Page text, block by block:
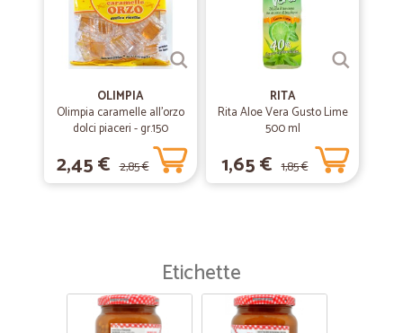
OLIMPIA
Olimpia caramelle all'orzo
dolci piaceri - gr.150
2,45 € 2,85 €
RITA
Rita Aloe Vera Gusto Lime
500 ml
1,65 € 1,85 €
Etichette